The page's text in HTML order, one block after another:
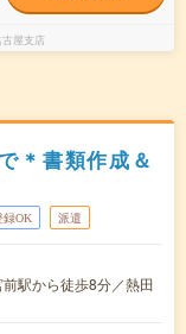
屋支店
＊書類作成＆
録OK 派遣
駅から徒歩8分／熱田